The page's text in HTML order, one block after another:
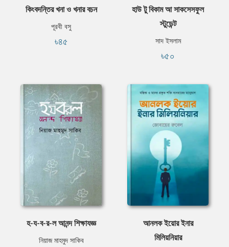
কিংবদন্তির খনা ও খনার বচন
পূরবী বসু
৳৪৫
হাউ টু বিকাম আ সাকসেসফুল
স্টুডেন্ট
সাদ ইসলাম
৳৫০
হ-য-ব-র-ল আনন্দ শিক্ষাযজ্ঞ
নিয়াজ মাহমুদ সাকিব
আনলক ইয়োর ইনার
মিলিয়নিয়ার